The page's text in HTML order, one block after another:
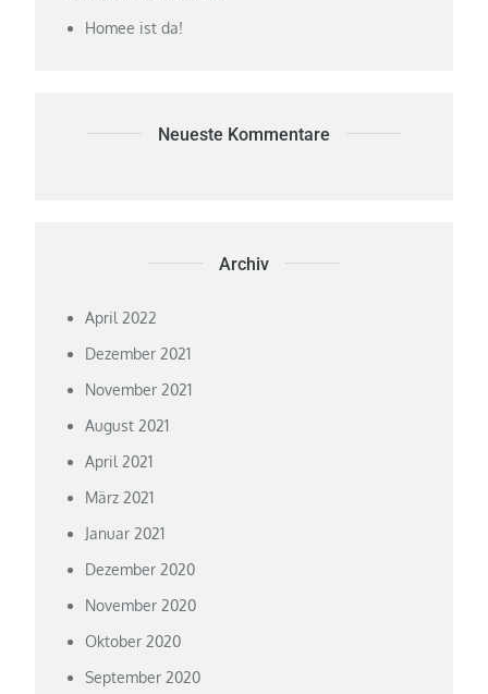
Homee ist da!
Neueste Kommentare
Archiv
April 2022
Dezember 2021
November 2021
August 2021
April 2021
März 2021
Januar 2021
Dezember 2020
November 2020
Oktober 2020
September 2020